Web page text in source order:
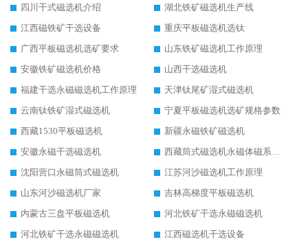
四川干式磁选机介绍
湖北铁矿磁选机生产线
江西磁铁矿干选设备
重庆平板磁选机选钛
广西平板磁选机选矿要求
山东铁矿磁选机工作原理
安徽铁矿磁选机价格
山西干选磁选机
福建干选永磁磁选机工作原理
天津钛尾矿湿式磁选机
云南钛铁矿湿式磁选机
宁夏平板磁选机选矿规格参数
西藏1530平板磁选机
新疆永磁铁矿磁选机
安徽永磁干选磁选机
西藏筒式磁选机永磁体磁系设计
沈阳营口永磁筒式磁选机
江苏河沙磁选机工作原理
山东河沙磁选机厂家
吉林高梯度平板磁选机
内蒙古三盘平板磁选机
河北铁矿干选永磁磁选机
河北铁矿干选永磁磁选机
江西磁选机干选设备